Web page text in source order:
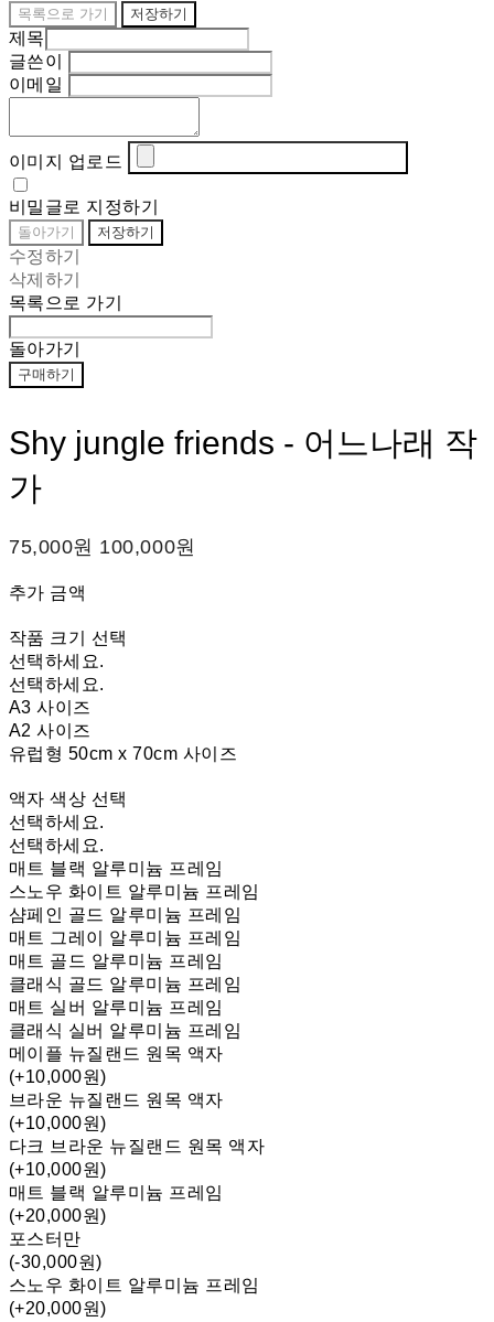
목록으로 가기 저장하기
제목
글쓴이
이메일
이미지 업로드
비밀글로 지정하기
돌아가기 저장하기
수정하기
삭제하기
목록으로 가기
돌아가기
구매하기
Shy jungle friends - 어느나래 작
가
75,000원 100,000원
추가 금액
작품 크기 선택
선택하세요.
선택하세요.
A3 사이즈
A2 사이즈
유럽형 50cm x 70cm 사이즈
액자 색상 선택
선택하세요.
선택하세요.
매트 블랙 알루미늄 프레임
스노우 화이트 알루미늄 프레임
샴페인 골드 알루미늄 프레임
매트 그레이 알루미늄 프레임
매트 골드 알루미늄 프레임
클래식 골드 알루미늄 프레임
매트 실버 알루미늄 프레임
클래식 실버 알루미늄 프레임
메이플 뉴질랜드 원목 액자
(+10,000원)
브라운 뉴질랜드 원목 액자
(+10,000원)
다크 브라운 뉴질랜드 원목 액자
(+10,000원)
매트 블랙 알루미늄 프레임
(+20,000원)
포스터만
(-30,000원)
스노우 화이트 알루미늄 프레임
(+20,000원)